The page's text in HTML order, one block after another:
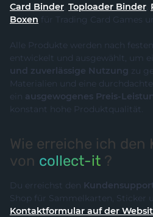
Card Binder, Toploader Binder,
Boxen für Trading Card Games
Alle Produkte werden nach
entwickelt und ausgewählt, um
und zuverlässige Nutzung zu
Materialien und eine
ein ausgewogenes Preis-
konstant hohe Produktqualität.
Wie erreiche ich den
von collect-it ?
Du erreichst den
Kontaktformular auf der